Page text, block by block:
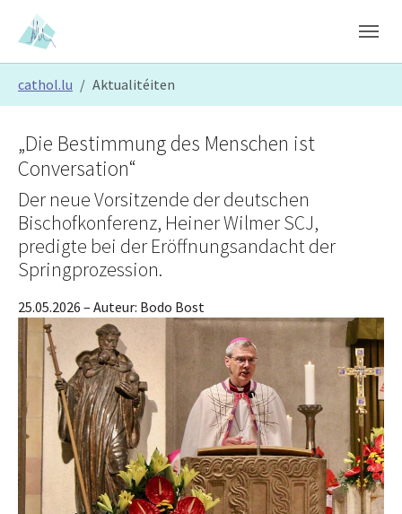
Skip to main content
Skip to page footer
cathol.lu Aktualitéiten
„Die Bestimmung des Menschen ist
Conversation“
Der neue Vorsitzende der deutschen
Bischofkonferenz, Heiner Wilmer SCJ,
predigte bei der Eröffnungsandacht der
Springprozession.
25.05.2026 – Auteur: Bodo Bost